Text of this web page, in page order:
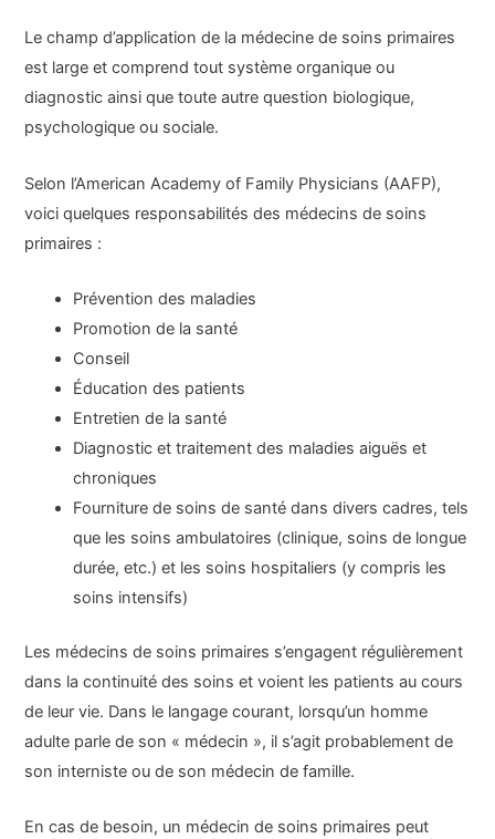
Le champ d’application de la médecine de soins primaires
est large et comprend tout système organique ou
diagnostic ainsi que toute autre question biologique,
psychologique ou sociale.
Selon l’American Academy of Family Physicians (AAFP),
voici quelques responsabilités des médecins de soins
primaires :
Prévention des maladies
Promotion de la santé
Conseil
Éducation des patients
Entretien de la santé
Diagnostic et traitement des maladies aiguës et
chroniques
Fourniture de soins de santé dans divers cadres, tels
que les soins ambulatoires (clinique, soins de longue
durée, etc.) et les soins hospitaliers (y compris les
soins intensifs)
Les médecins de soins primaires s’engagent régulièrement
dans la continuité des soins et voient les patients au cours
de leur vie. Dans le langage courant, lorsqu’un homme
adulte parle de son « médecin », il s’agit probablement de
son interniste ou de son médecin de famille.
En cas de besoin, un médecin de soins primaires peut